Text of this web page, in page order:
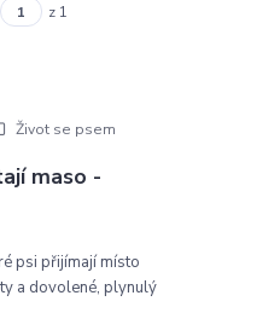
z 1
maso -
Život se psem
psi přijímají místo
a dovolené, plynulý